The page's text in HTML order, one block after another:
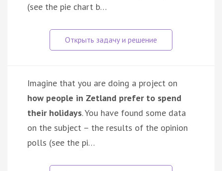
(see the pie chart b…
Imagine that you are doing a project on
how people in Zetland prefer to spend
their holidays. You have found some data
on the subject – the results of the opinion
polls (see the pi…